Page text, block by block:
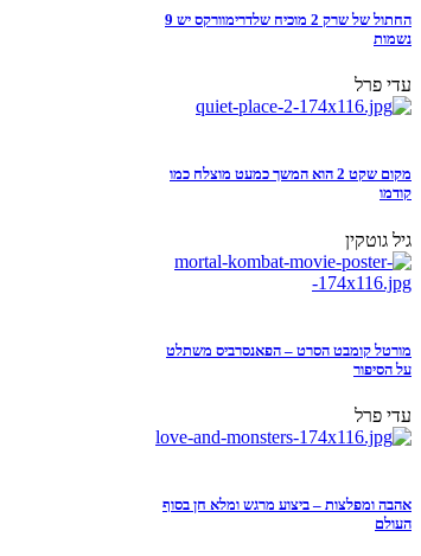
החתול של שרק 2 מוכיח שלדרימוורקס יש 9
נשמות
עדי פרל
מקום שקט 2 הוא המשך כמעט מוצלח כמו
קודמו
גיל גוטקין
מורטל קומבט הסרט – הפאנסרביס משתלט
על הסיפור
עדי פרל
אהבה ומפלצות – ביצוע מרגש ומלא חן בסוף
העולם